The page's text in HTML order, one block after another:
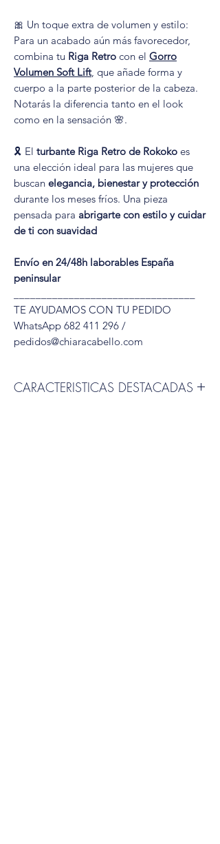
🎀 Un toque extra de volumen y estilo:
Para un acabado aún más favorecedor,
combina tu Riga Retro con el Gorro
Volumen Soft Lift, que añade forma y
cuerpo a la parte posterior de la cabeza.
Notarás la diferencia tanto en el look
como en la sensación 🌸.
🎗️ El turbante Riga Retro de Rokoko es
una elección ideal para las mujeres que
buscan elegancia, bienestar y protección
durante los meses fríos. Una pieza
pensada para abrigarte con estilo y cuidar
de ti con suavidad
Envío en 24/48h laborables España
peninsular
TE AYUDAMOS CON TU PEDIDO
WhatsApp 682 411 296 /
pedidos@chiaracabello.com
CARACTERISTICAS DESTACADAS